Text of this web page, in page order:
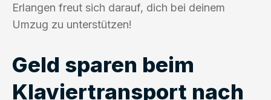
Erlangen freut sich darauf, dich bei deinem
Umzug zu unterstützen!
Geld sparen beim
Klaviertransport nach